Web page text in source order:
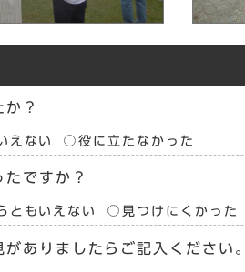
？
えない 役に立たなかった
ですか？
ともいえない 見つけにくかった
ありましたらご記入ください。